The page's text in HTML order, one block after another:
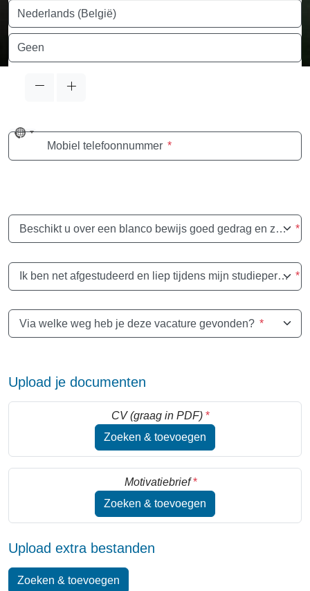
Taal
Taal
No
countryMobiel telefoonnummer *
Beschikt u over een blanco bewijs goed gedrag en zeden | model 2 (596.1) *
Ik ben net afgestudeerd en liep tijdens mijn studieperiode reeds stage bij Olo-rotonde VZW? *
Via welke weg heb je deze vacature gevonden? *
Upload je documenten
CV (graag in PDF) *
Zoeken & toevoegen
Motivatiebrief *
Zoeken & toevoegen
Upload extra bestanden
Zoeken & toevoegen